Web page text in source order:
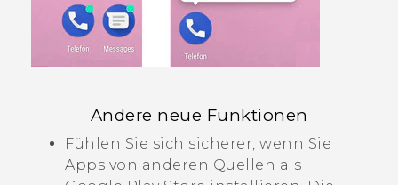
Andere neue Funktionen
Fühlen Sie sich sicherer, wenn Sie
Apps von anderen Quellen als